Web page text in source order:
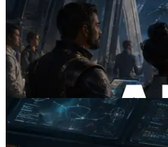
ERPC、x402 決済
公開 — AI エージェ
にその場で支払う時
この記事を読む